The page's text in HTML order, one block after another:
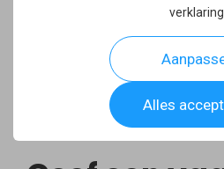
verklaring.
Alles